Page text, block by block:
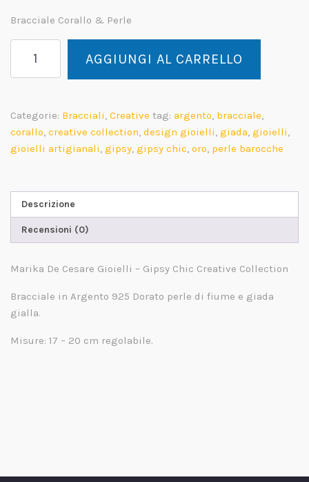
Bracciale Corallo & Perle
Bracciale
e
Giada
Gialla
AGGIUNGI AL CARRELLO
Categorie: Bracciali, Creative tag: argento, bracciale,
corallo, creative collection, design gioielli, giada, gioielli,
gioielli artigianali, gipsy, gipsy chic, oro, perle barocche
Descrizione
Recensioni (0)
Marika De Cesare Gioielli – Gipsy Chic Creative Collection
Bracciale in Argento 925 Dorato perle di fiume e giada
gialla.
Misure: 17 – 20 cm regolabile.